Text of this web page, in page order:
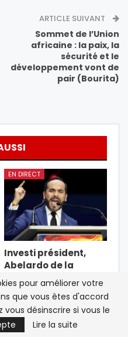
ARTICLE SUIVANT
Sommet de l’Union
africaine : la paix, la
sécurité et le
développement vont de
pair (Bourita)
EN DIRECT
Investi président,
Abelardo de la
Espriella promet un
combat « sans répit »
contre le…
A LA UNE
pour améliorer votre
que vous êtes d'accord
désinscrire si vous le
Lire la suite